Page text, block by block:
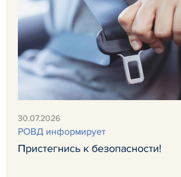
30.07.2026
РОВД информирует
Пристегнись к безопасности!